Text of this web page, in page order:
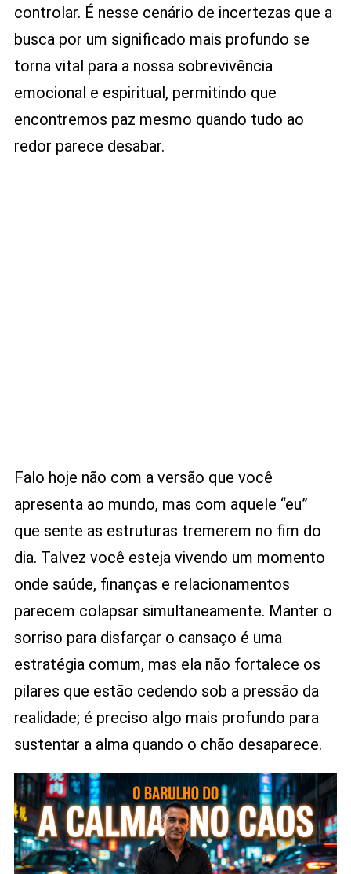
controlar. É nesse cenário de incertezas que a
busca por um significado mais profundo se
torna vital para a nossa sobrevivência
emocional e espiritual, permitindo que
encontremos paz mesmo quando tudo ao
redor parece desabar.
Falo hoje não com a versão que você
apresenta ao mundo, mas com aquele “eu”
que sente as estruturas tremerem no fim do
dia. Talvez você esteja vivendo um momento
onde saúde, finanças e relacionamentos
parecem colapsar simultaneamente. Manter o
sorriso para disfarçar o cansaço é uma
estratégia comum, mas ela não fortalece os
pilares que estão cedendo sob a pressão da
realidade; é preciso algo mais profundo para
sustentar a alma quando o chão desaparece.